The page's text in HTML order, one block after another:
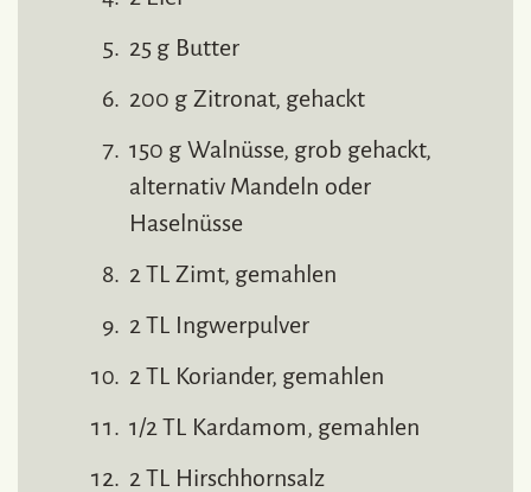
25 g Butter
200 g Zitronat, gehackt
150 g Walnüsse, grob gehackt,
alternativ Mandeln oder
Haselnüsse
2 TL Zimt, gemahlen
2 TL Ingwerpulver
2 TL Koriander, gemahlen
1/2 TL Kardamom, gemahlen
2 TL Hirschhornsalz